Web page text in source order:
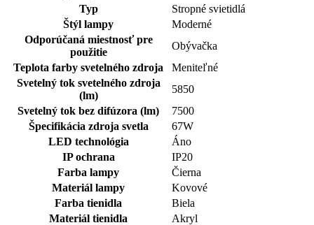
Typ
Stropné svietidlá
Štýl lampy
Moderné
Odporúčaná miestnosť pre
použitie
Obývačka
Teplota farby svetelného zdroja
Meniteľné
Svetelný tok svetelného zdroja
(lm)
5850
Svetelný tok bez difúzora (lm)
7500
Špecifikácia zdroja svetla
67W
LED technológia
Áno
IP ochrana
IP20
Farba lampy
Čierna
Materiál lampy
Kovové
Farba tienidla
Biela
Materiál tienidla
Akryl